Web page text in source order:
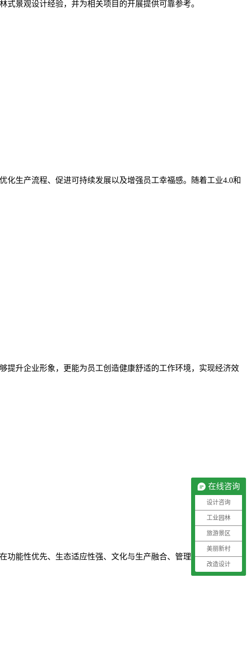
景观设计经验，并为相关项目的开展提供可靠参考。
生产流程、促进可持续发展以及增强员工幸福感。随着工业4.0和
提升企业形象，更能为员工创造健康舒适的工作环境，实现经济效
功能性优先、生态适应性强、文化与生产融合、管理便捷化四大维
在线咨询
设计咨询
工业园林
旅游景区
美丽新村
改造设计